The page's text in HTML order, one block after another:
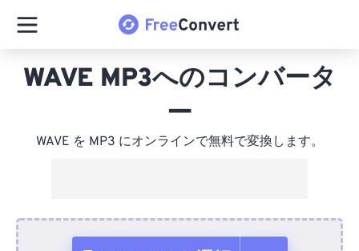
WAVE MP3へのコンバータ
ー
WAVE を MP3 にオンラインで無料で変換します。